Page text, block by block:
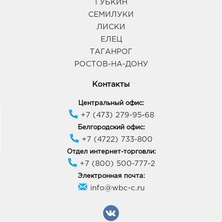
305029, Курская обл, г Курск, ул Карла Маркса, зд.
График работы: 9:00 - 21:00
Курск Манеж: 1648.0 руб.
График работы:
Семилуки Лавки: 1648.0 руб.
396901, Воронежская область, р-н Семилукский, г
Семилуки, ул 25 лет Октября, Здание 81а/2
309502, Белгородская обл, г Старый Оскол, мкр
ГУБКИН
СЕМИЛУКИ
ЛИСКИ
ЕЛЕЦ
ТАГАНРОГ
РОСТОВ-НА-ДОНУ
Контакты
Центральный офис:
+7 (473) 279-95-68
Белгородский офис:
+7 (4722) 733-800
Отдел интернет-торговли:
+7 (800) 500-777-2
Электронная почта:
info@wbc-c.ru